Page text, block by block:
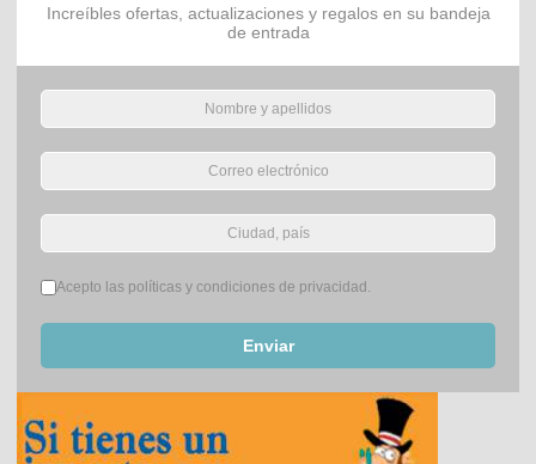
Increíbles ofertas, actualizaciones y regalos en su bandeja
de entrada
Términos del servicio*
Acepto las políticas y condiciones de privacidad.
Enviar